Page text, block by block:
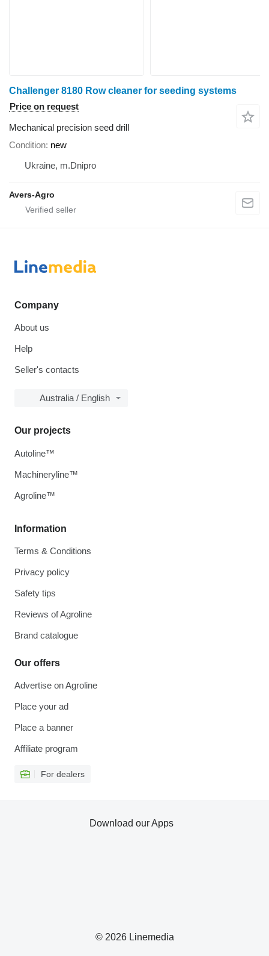
Challenger 8180 Row cleaner for seeding systems
Price on request
Mechanical precision seed drill
Condition new
Ukraine, m.Dnipro
Avers-Agro
Company
About us
Help
Seller's contacts
Australia / English
Information
Terms & Conditions
Privacy policy
Safety tips
Reviews of Agroline
Brand catalogue
Our offers
Advertise on Agroline
Place your ad
Place a banner
Affiliate program
For dealers
Our projects
Autoline™
Machineryline™
Agroline™
© 2026 Linemedia
Download our Apps